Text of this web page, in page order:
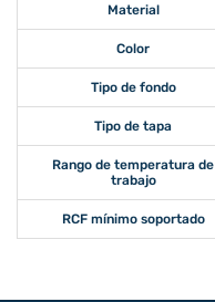
Material
Color
Tipo de fondo
Tipo de tapa
Rango de temperatura de
trabajo
RCF mínimo soportado